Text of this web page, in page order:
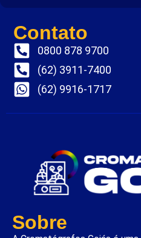
Contato
0800 878 9700
(62) 3911-7400
(62) 9916-1717
Sobre